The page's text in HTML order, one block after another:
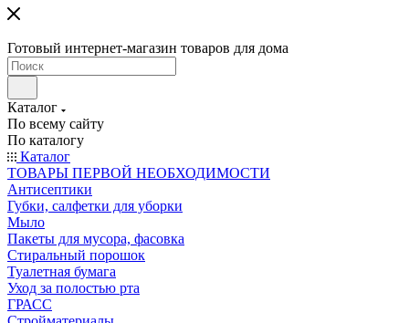
Готовый интернет-магазин товаров для дома
Каталог
По всему сайту
По каталогу
Каталог
ТОВАРЫ ПЕРВОЙ НЕОБХОДИМОСТИ
Антисептики
Губки, салфетки для уборки
Мыло
Пакеты для мусора, фасовка
Стиральный порошок
Туалетная бумага
Уход за полостью рта
ГРАСС